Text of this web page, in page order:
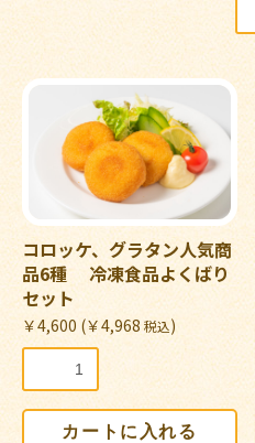
コロッケ、グラタン人気商
品6種 冷凍食品よくばり
セット
￥4,600 (￥4,968税込)
カートに入れる